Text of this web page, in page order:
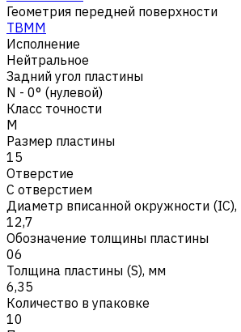
Геометрия передней поверхности
TBMM
Исполнение
Нейтральное
Задний угол пластины
N - 0° (нулевой)
Класс точности
M
Размер пластины
15
Отверстие
С отверстием
Диаметр вписанной окружности
12,7
Обозначение толщины пластины
06
Толщина пластины (S), мм
6,35
Количество в упаковке
10